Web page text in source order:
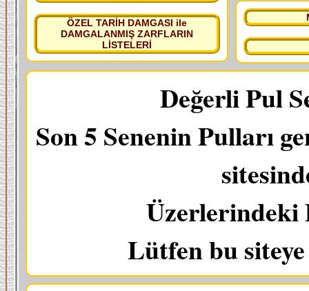
ÖZEL TARİH DAMGASI ile
DAMGALANMIŞ ZARFLARIN
LİSTELERİ
Değerli Pul
Son 5 Senenin Pulları
Üzerlerindeki
Lütfen bu